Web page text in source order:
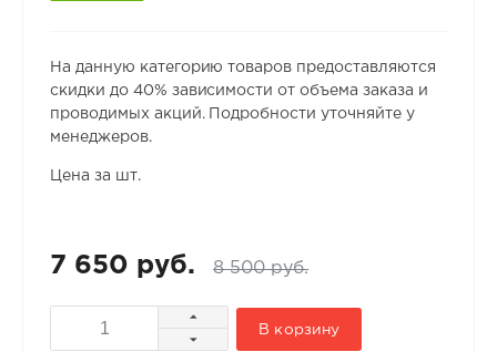
На данную категорию товаров предоставляются
скидки до 40% зависимости от объема заказа и
проводимых акций. Подробности уточняйте у
менеджеров.
Цена за шт.
7 650 руб. 8 500 руб.
В корзину